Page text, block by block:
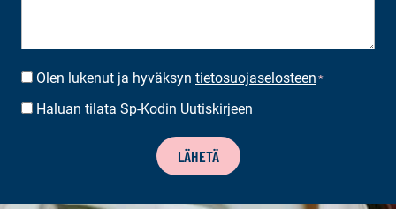
SUOSTUMUS*
Olen lukenut ja hyväksyn tietosuojaselosteen *
UUTISKIRJEEN
Haluan tilata Sp-Kodin Uutiskirjeen
LÄHETÄ